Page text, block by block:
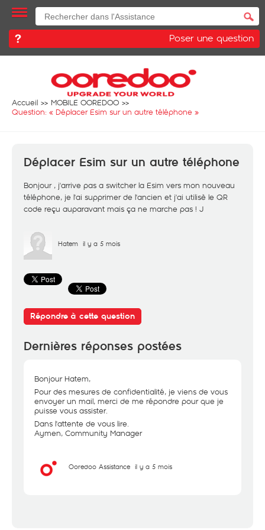
Poser une question
Accueil
MOBILE OOREDOO
Question: « Déplacer Esim sur un autre téléphone »
Déplacer Esim sur un autre téléphone
Bonjour , j'arrive pas a switcher la Esim vers mon nouveau
téléphone, je l'ai supprimer de l'ancien et j'ai utilisè le QR
code reçu auparavant mais ça ne marche pas ! J
Hatem il y a 5 mois
Répondre à cette question
Dernières réponses postées
Bonjour Hatem,
Pour des mesures de confidentialité, je viens de vous
envoyer un mail, merci de me répondre pour que je
puisse vous assister.
Dans l'attente de vous lire.
Aymen, Community Manager
Ooredoo Assistance il y a 5 mois